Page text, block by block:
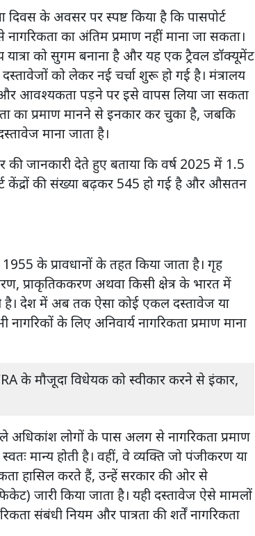
दिवस के अवसर पर स्पष्ट किया है कि पासपोर्ट
का अंतिम प्रमाण नहीं माना जा सकता।
यात्रा को सुगम बनाना है और यह एक ट्रैवल डॉक्यूमेंट
को लेकर नई चर्चा शुरू हो गई है। मंत्रालय
और आवश्यकता पड़ने पर इसे वापस लिया जा सकता
का प्रमाण मानने से इनकार कर चुका है, जबकि
माना जाता है।
जानकारी देते हुए बताया कि वर्ष 2025 में 1.5
केंद्रों की संख्या बढ़कर 545 हो गई है और औसतन
के प्रावधानों के तहत किया जाता है। गृह
प्राकृतिककरण अथवा किसी क्षेत्र के भारत में
है। देश में अब तक ऐसा कोई एकल दस्तावेज या
नागरिकों के लिए अनिवार्य नागरिकता प्रमाण माना
के मौजूदा विधेयक को स्वीकार करने से इंकार,
अधिकांश लोगों के पास अलग से नागरिकता प्रमाण
मान्य होती है। वहीं, वे व्यक्ति जो पंजीकरण या
हासिल करते हैं, उन्हें सरकार की ओर से
जारी किया जाता है। यही दस्तावेज ऐसे मामलों
संबंधी नियम और पात्रता की शर्तें नागरिकता